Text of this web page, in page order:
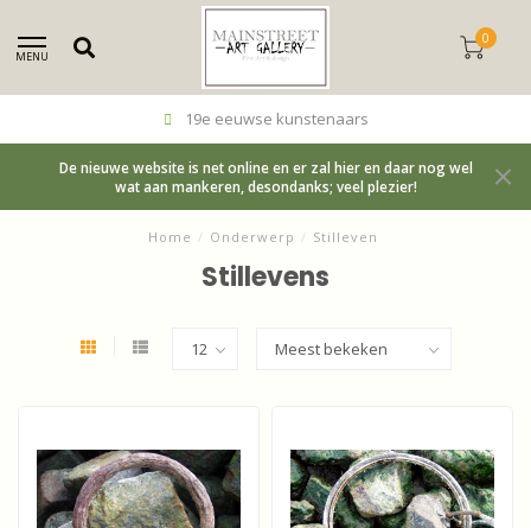
MENU
0
19e eeuwse kunstenaars
De nieuwe website is net online en er zal hier en daar nog wel
wat aan mankeren, desondanks; veel plezier!
Home / Onderwerp / Stilleven
Stillevens